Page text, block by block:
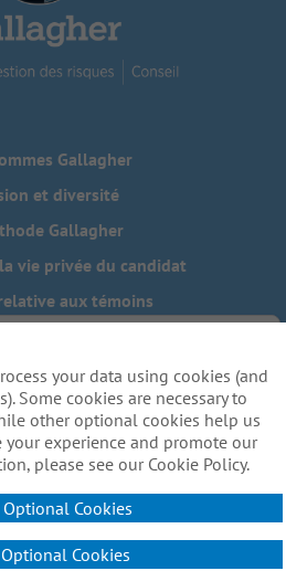
Gallagher
et diversité
Gallagher
vie privée du candidat
aux témoins
raisonnables pour
processus de candidature, y
site web? Envoyez-nous un
Careers@ajg.com
your data using cookies (and
Some cookies are necessary to
other optional cookies help us
your experience and promote our
please see our Cookie Policy.
Optional Cookies
Cookies